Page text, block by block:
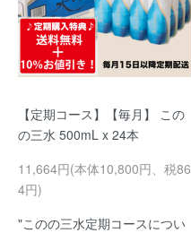
【定期コース】【毎月】 この
の三水 500mL x 24本
11,664円(本体10,800円、税86
4円)
"このの三水定期コースについ